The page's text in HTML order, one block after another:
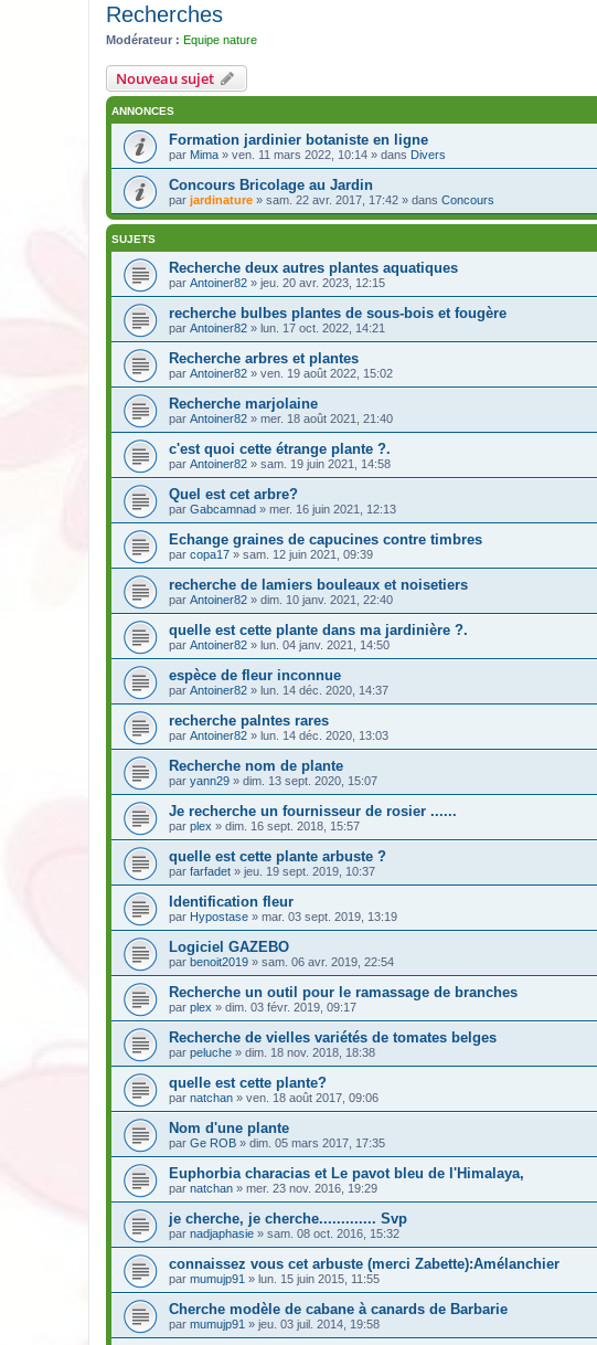
Recherches
Modérateur : Equipe nature
Nouveau sujet
ANNONCES
Formation jardinier botaniste en ligne
par Mima » ven. 11 mars 2022, 10:14 » dans Divers
Concours Bricolage au Jardin
par jardinature » sam. 22 avr. 2017, 17:42 » dans Concours
SUJETS
Recherche deux autres plantes aquatiques
par Antoiner82 » jeu. 20 avr. 2023, 12:15
recherche bulbes plantes de sous-bois et fougère
par Antoiner82 » lun. 17 oct. 2022, 14:21
Recherche arbres et plantes
par Antoiner82 » ven. 19 août 2022, 15:02
Recherche marjolaine
par Antoiner82 » mer. 18 août 2021, 21:40
c'est quoi cette étrange plante ?.
par Antoiner82 » sam. 19 juin 2021, 14:58
Quel est cet arbre?
par Gabcamnad » mer. 16 juin 2021, 12:13
Echange graines de capucines contre timbres
par copa17 » sam. 12 juin 2021, 09:39
recherche de lamiers bouleaux et noisetiers
par Antoiner82 » dim. 10 janv. 2021, 22:40
quelle est cette plante dans ma jardinière ?.
par Antoiner82 » lun. 04 janv. 2021, 14:50
espèce de fleur inconnue
par Antoiner82 » lun. 14 déc. 2020, 14:37
recherche palntes rares
par Antoiner82 » lun. 14 déc. 2020, 13:03
Recherche nom de plante
par yann29 » dim. 13 sept. 2020, 15:07
Je recherche un fournisseur de rosier ......
par plex » dim. 16 sept. 2018, 15:57
quelle est cette plante arbuste ?
par farfadet » jeu. 19 sept. 2019, 10:37
Identification fleur
par Hypostase » mar. 03 sept. 2019, 13:19
Logiciel GAZEBO
par benoit2019 » sam. 06 avr. 2019, 22:54
Recherche un outil pour le ramassage de branches
par plex » dim. 03 févr. 2019, 09:17
Recherche de vielles variétés de tomates belges
par peluche » dim. 18 nov. 2018, 18:38
quelle est cette plante?
par natchan » ven. 18 août 2017, 09:06
Nom d'une plante
par Ge ROB » dim. 05 mars 2017, 17:35
Euphorbia characias et Le pavot bleu de l'Himalaya,
par natchan » mer. 23 nov. 2016, 19:29
je cherche, je cherche............. Svp
par nadjaphasie » sam. 08 oct. 2016, 15:32
connaissez vous cet arbuste (merci Zabette):Amélanchier
par mumujp91 » lun. 15 juin 2015, 11:55
Cherche modèle de cabane à canards de Barbarie
par mumujp91 » jeu. 03 juil. 2014, 19:58